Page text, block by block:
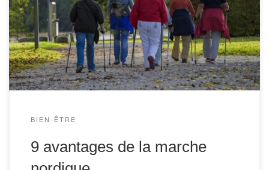
votre condition physique, protéger vos articulations ou
simplement faire une promenade agréable et conviviale,
la marche nordique répond à toutes les attentes. Elle n’est
peut-être pas aussi tendance que la course à pied ou […]
BIEN-ÊTRE
9 avantages de la marche